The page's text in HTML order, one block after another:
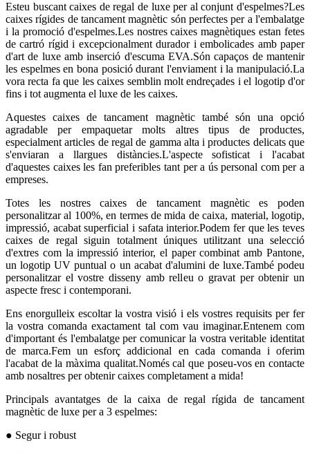
Esteu buscant caixes de regal de luxe per al conjunt d'espelmes?Les
caixes rígides de tancament magnètic són perfectes per a l'embalatge
i la promoció d'espelmes.Les nostres caixes magnètiques estan fetes
de cartró rígid i excepcionalment durador i embolicades amb paper
d'art de luxe amb inserció d'escuma EVA.Són capaços de mantenir
les espelmes en bona posició durant l'enviament i la manipulació.La
vora recta fa que les caixes semblin molt endreçades i el logotip d'or
fins i tot augmenta el luxe de les caixes.
Aquestes caixes de tancament magnètic també són una opció
agradable per empaquetar molts altres tipus de productes,
especialment articles de regal de gamma alta i productes delicats que
s'enviaran a llargues distàncies.L'aspecte sofisticat i l'acabat
d'aquestes caixes les fan preferibles tant per a ús personal com per a
empreses.
Totes les nostres caixes de tancament magnètic es poden
personalitzar al 100%, en termes de mida de caixa, material, logotip,
impressió, acabat superficial i safata interior.Podem fer que les teves
caixes de regal siguin totalment úniques utilitzant una selecció
d'extres com la impressió interior, el paper combinat amb Pantone,
un logotip UV puntual o un acabat d'alumini de luxe.També podeu
personalitzar el vostre disseny amb relleu o gravat per obtenir un
aspecte fresc i contemporani.
Ens enorgulleix escoltar la vostra visió i els vostres requisits per fer
la vostra comanda exactament tal com vau imaginar.Entenem com
d'important és l'embalatge per comunicar la vostra veritable identitat
de marca.Fem un esforç addicional en cada comanda i oferim
l'acabat de la màxima qualitat.Només cal que poseu-vos en contacte
amb nosaltres per obtenir caixes completament a mida!
Principals avantatges de la caixa de regal rígida de tancament
magnètic de luxe per a 3 espelmes:
● Segur i robust